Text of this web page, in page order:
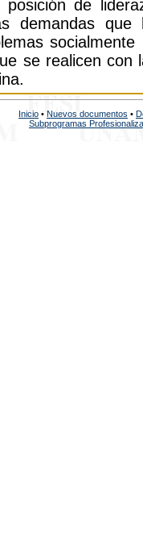
posición de
demandas que
se realicen con
Inicio • Nuevos documentos •
Subprogramas